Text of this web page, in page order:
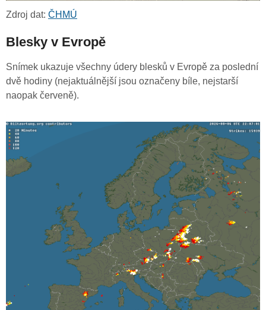
Zdroj dat: ČHMÚ
Blesky v Evropě
Snímek ukazuje všechny údery blesků v Evropě za poslední
dvě hodiny (nejaktuálnější jsou označeny bíle, nejstarší
naopak červeně).